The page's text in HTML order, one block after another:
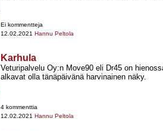
Ei kommentteja
12.02.2021 Hannu Peltola
Karhula
Veturipalvelu Oy:n Move90 eli Dr45 on
alkavat olla tänäpäivänä harvinainen näky.
4 kommenttia
12.02.2021 Hannu Peltola